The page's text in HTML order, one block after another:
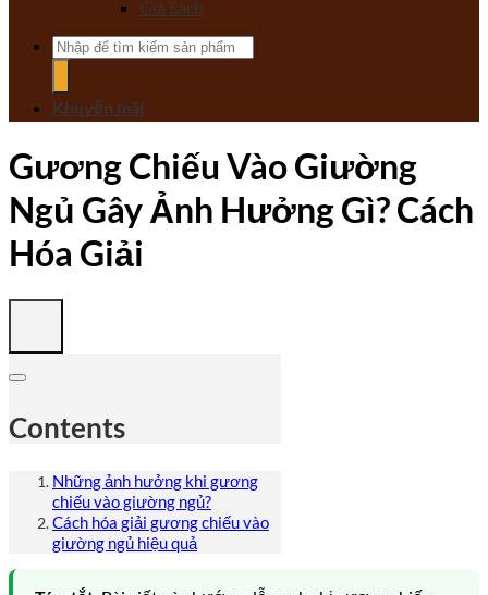
Giá Sách
Tìm
kiếm:
Khuyến mãi
Gương Chiếu Vào Giường
Ngủ Gây Ảnh Hưởng Gì? Cách
Hóa Giải
Contents
Những ảnh hưởng khi gương
chiếu vào giường ngủ?
Cách hóa giải gương chiếu vào
giường ngủ hiệu quả